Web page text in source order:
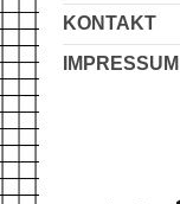
KONTAKT
IMPRESSUM